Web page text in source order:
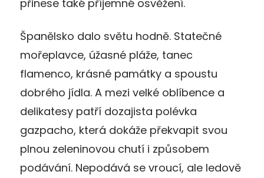
přinese také příjemné osvěžení.
Španělsko dalo světu hodně. Statečné
mořeplavce, úžasné pláže, tanec
flamenco, krásné památky a spoustu
dobrého jídla. A mezi velké oblíbence a
delikatesy patří dozajista polévka
gazpacho, která dokáže překvapit svou
plnou zeleninovou chutí i způsobem
podávání. Nepodává se vroucí, ale ledově